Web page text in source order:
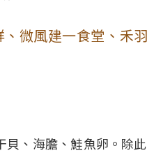
微風建一食堂、禾
、海膽、鮭魚卵。除